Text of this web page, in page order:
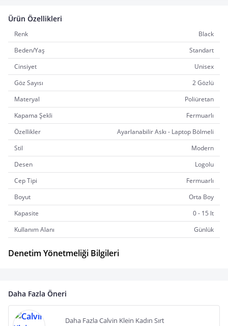
Ürün Özellikleri
Renk
Black
Beden/Yaş
Standart
Cinsiyet
Unisex
Göz Sayısı
2 Gözlü
Materyal
Poliüretan
Kapama Şekli
Fermuarlı
Özellikler
Ayarlanabilir Askı - Laptop Bölmeli
Stil
Modern
Desen
Logolu
Cep Tipi
Fermuarlı
Boyut
Orta Boy
Kapasite
0 - 15 lt
Kullanım Alanı
Günlük
Denetim Yönetmeliği Bilgileri
Daha Fazla Öneri
Daha Fazla Calvin Klein Kadın Sırt